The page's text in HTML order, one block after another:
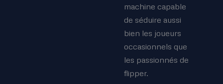
machine capable
de séduire aussi
bien les joueurs
occasionnels que
les passionnés de
flipper.